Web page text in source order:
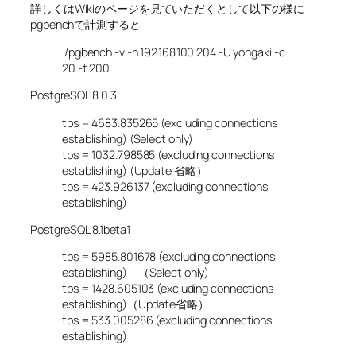
詳しくはWikiのページを見ていただくとして以下の様に
pgbenchで計測すると
./pgbench -v -h 192.168.100.204 -U yohgaki -c
20 -t 200
PostgreSQL 8.0.3
tps = 4683.835265 (excluding connections
establishing) (Select only)
tps = 1032.798585 (excluding connections
establishing) (Update 省略）
tps = 423.926137 (excluding connections
establishing)
PostgreSQL 8.1beta1
tps = 5985.801678 (excluding connections
establishing) （Select only)
tps = 1428.605103 (excluding connections
establishing)（Update省略）
tps = 533.005286 (excluding connections
establishing)